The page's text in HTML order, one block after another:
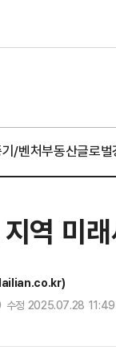
/벤처부동산글로벌
역 미
수정 2025.07.28 11:49